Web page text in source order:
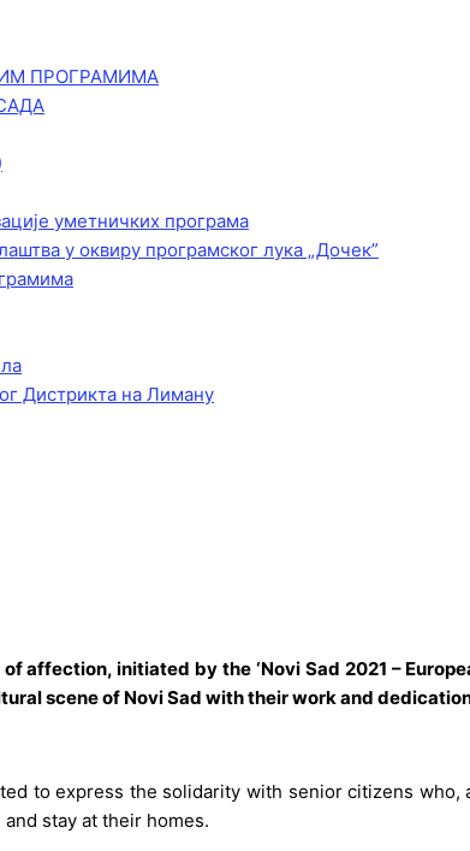
ПРОГРАМИМА
уметничких програма
у оквиру програмског лука „Дочек”
Дистрикта на Лиману
initiated by the ‘Novi Sad 2021 –
scene of Novi Sad with their work and
to express the solidarity with senior citizens
stay at their homes.